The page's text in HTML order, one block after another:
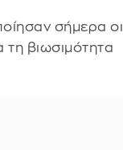
σήμερα οι
βιωσιμότητα